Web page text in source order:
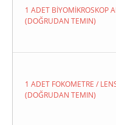
1 ADET BİYOMİKROSKOP
(DOĞRUDAN TEMIN)
1 ADET FOKOMETRE /
(DOĞRUDAN TEMIN)